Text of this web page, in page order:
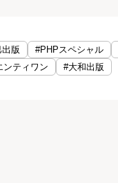
版 #PHPスペシャル
ンティワン #大和出版